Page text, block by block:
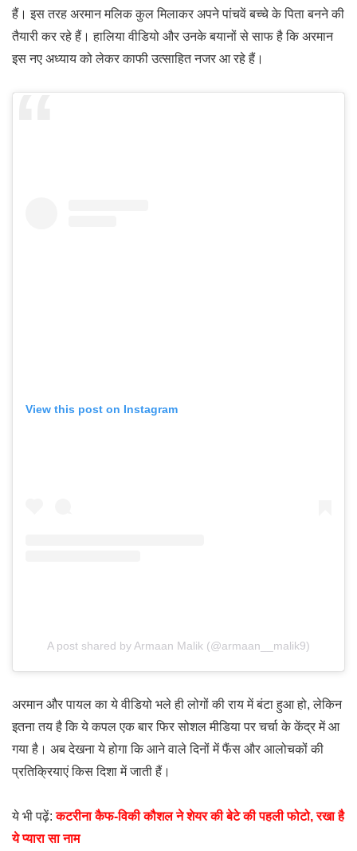
हैं। इस तरह अरमान मलिक कुल मिलाकर अपने पांचवें बच्चे के पिता बनने की
तैयारी कर रहे हैं। हालिया वीडियो और उनके बयानों से साफ है कि अरमान
इस नए अध्याय को लेकर काफी उत्साहित नजर आ रहे हैं।
View this post on Instagram
A post shared by Armaan Malik (@armaan__malik9)
अरमान और पायल का ये वीडियो भले ही लोगों की राय में बंटा हुआ हो, लेकिन
इतना तय है कि ये कपल एक बार फिर सोशल मीडिया पर चर्चा के केंद्र में आ
गया है। अब देखना ये होगा कि आने वाले दिनों में फैंस और आलोचकों की
प्रतिक्रियाएं किस दिशा में जाती हैं।
ये भी पढ़ें:कटरीना कैफ-विकी कौशल ने शेयर की बेटे की पहली फोटो, रखा है
ये प्यारा सा नाम